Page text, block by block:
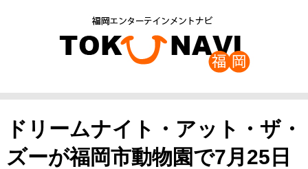
ドリームナイト・アット・ザ・
ズーが福岡市動物園で7月25日